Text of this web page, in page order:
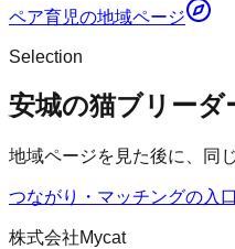
ペア育児の地域ページ
Selection
安城の猫ブリー
地域ページを見た後に、同
つながり・マッチングの入口
株式会社Mycat